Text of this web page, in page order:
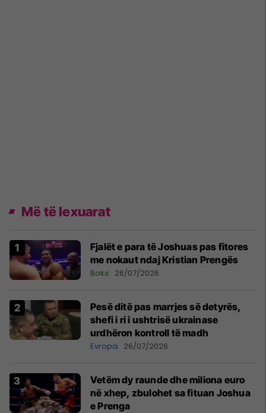
Më të lexuarat
Fjalët e para të Joshuas pas fitores
me nokaut ndaj Kristian Prengës
Boks 26/07/2026
Pesë ditë pas marrjes së detyrës,
shefi i ri i ushtrisë ukrainase
urdhëron kontroll të madh
Evropa 26/07/2026
Vetëm dy raunde dhe miliona euro
në xhep, zbulohet sa fituan Joshua
e Prenga